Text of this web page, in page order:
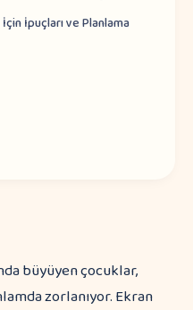
İpuçları ve Planlama
büyüyen çocuklar,
zorlanıyor. Ekran